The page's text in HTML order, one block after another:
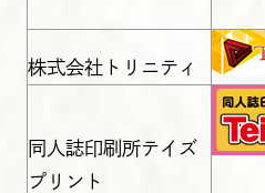
株式会社トリニティ
同人誌印刷所テイズ
プリント